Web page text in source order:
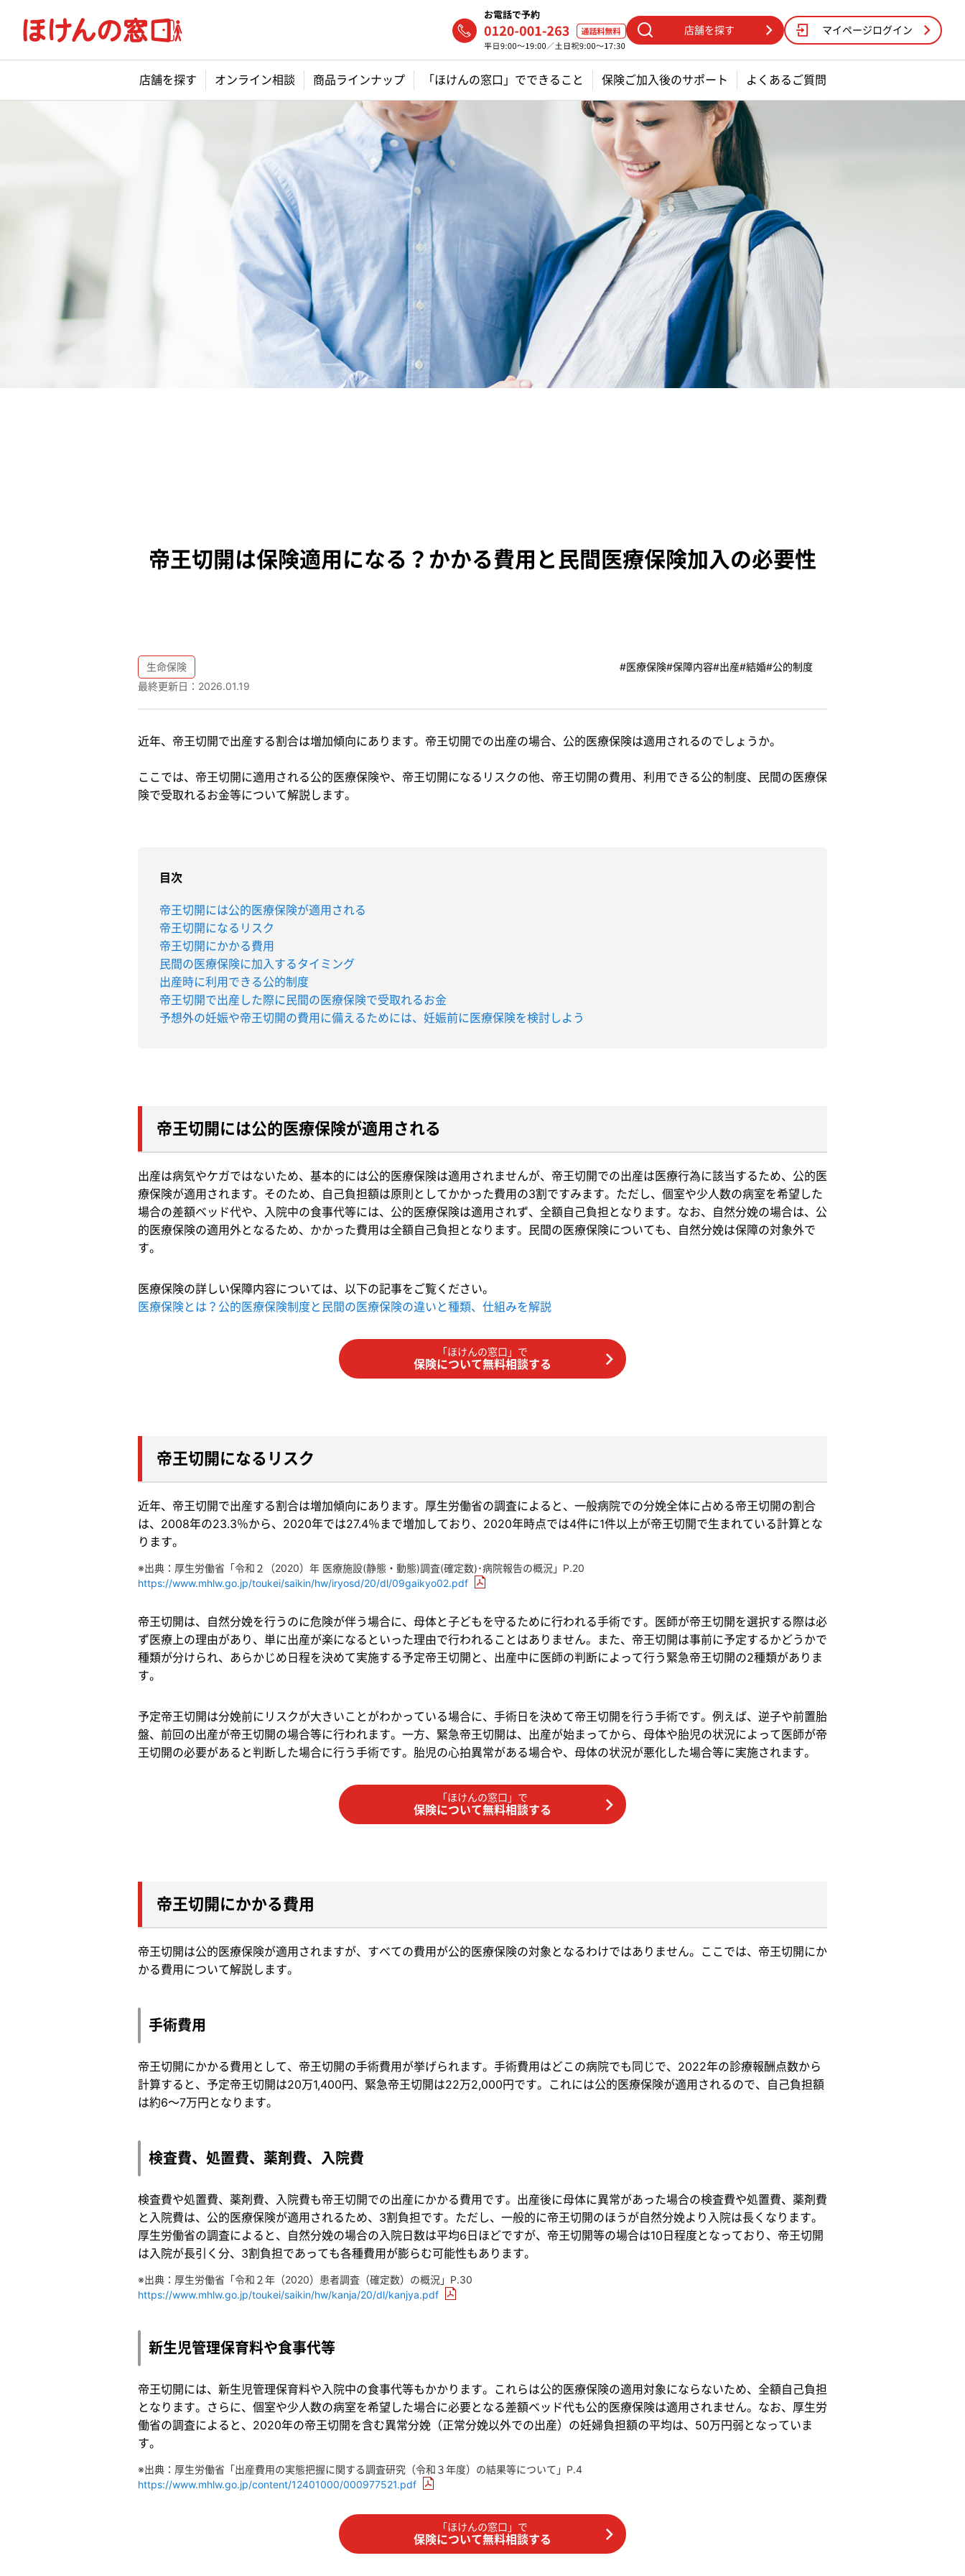
店舗を探す マイページログイン
店舗を探す オンライン相談 商品ラインナップ 「ほけんの窓口」でできること 保険ご加入後のサポート よくあるご質問
帝王切開は保険適用になる？かかる費用と民間医療保険加入の必要性
生命保険 #医療保険#保障内容#出産#結婚#公的制度
最終更新日： 2026.01.19
近年、帝王切開で出産する割合は増加傾向にあります。帝王切開での出産の場合、公的医療保険は適用されるのでしょうか。
ここでは、帝王切開に適用される公的医療保険や、帝王切開になるリスクの他、帝王切開の費用、利用できる公的制度、民間の医療保
険で受取れるお金等について解説します。
目次
帝王切開には公的医療保険が適用される
帝王切開になるリスク
帝王切開にかかる費用
民間の医療保険に加入するタイミング
出産時に利用できる公的制度
帝王切開で出産した際に民間の医療保険で受取れるお金
予想外の妊娠や帝王切開の費用に備えるためには、妊娠前に医療保険を検討しよう
帝王切開には公的医療保険が適用される
出産は病気やケガではないため、基本的には公的医療保険は適用されませんが、帝王切開での出産は医療行為に該当するため、公的医
療保険が適用されます。そのため、自己負担額は原則としてかかった費用の3割ですみます。ただし、個室や少人数の病室を希望した
場合の差額ベッド代や、入院中の食事代等には、公的医療保険は適用されず、全額自己負担となります。なお、自然分娩の場合は、公
的医療保険の適用外となるため、かかった費用は全額自己負担となります。民間の医療保険についても、自然分娩は保障の対象外で
す。
医療保険の詳しい保障内容については、以下の記事をご覧ください。
医療保険とは？公的医療保険制度と民間の医療保険の違いと種類、仕組みを解説
「ほけんの窓口」で
保険について無料相談する
帝王切開になるリスク
近年、帝王切開で出産する割合は増加傾向にあります。厚生労働省の調査によると、一般病院での分娩全体に占める帝王切開の割合
は、2008年の23.3％から、2020年では27.4％まで増加しており、2020年時点では4件に1件以上が帝王切開で生まれている計算とな
ります。
※出典：厚生労働省「令和２（2020）年 医療施設(静態・動態)調査(確定数)･病院報告の概況」P.20
https://www.mhlw.go.jp/toukei/saikin/hw/iryosd/20/dl/09gaikyo02.pdf
帝王切開は、自然分娩を行うのに危険が伴う場合に、母体と子どもを守るために行われる手術です。医師が帝王切開を選択する際は必
ず医療上の理由があり、単に出産が楽になるといった理由で行われることはありません。また、帝王切開は事前に予定するかどうかで
種類が分けられ、あらかじめ日程を決めて実施する予定帝王切開と、出産中に医師の判断によって行う緊急帝王切開の2種類がありま
す。
予定帝王切開は分娩前にリスクが大きいことがわかっている場合に、手術日を決めて帝王切開を行う手術です。例えば、逆子や前置胎
盤、前回の出産が帝王切開の場合等に行われます。一方、緊急帝王切開は、出産が始まってから、母体や胎児の状況によって医師が帝
王切開の必要があると判断した場合に行う手術です。胎児の心拍異常がある場合や、母体の状況が悪化した場合等に実施されます。
「ほけんの窓口」で
保険について無料相談する
帝王切開にかかる費用
帝王切開は公的医療保険が適用されますが、すべての費用が公的医療保険の対象となるわけではありません。ここでは、帝王切開にか
かる費用について解説します。
手術費用
帝王切開にかかる費用として、帝王切開の手術費用が挙げられます。手術費用はどこの病院でも同じで、2022年の診療報酬点数から
計算すると、予定帝王切開は20万1,400円、緊急帝王切開は22万2,000円です。これには公的医療保険が適用されるので、自己負担額
は約6～7万円となります。
検査費、処置費、薬剤費、入院費
検査費や処置費、薬剤費、入院費も帝王切開での出産にかかる費用です。出産後に母体に異常があった場合の検査費や処置費、薬剤費
と入院費は、公的医療保険が適用されるため、3割負担です。ただし、一般的に帝王切開のほうが自然分娩より入院は長くなります。
厚生労働省の調査によると、自然分娩の場合の入院日数は平均6日ほどですが、帝王切開等の場合は10日程度となっており、帝王切開
は入院が長引く分、3割負担であっても各種費用が膨らむ可能性もあります。
※出典：厚生労働省「令和２年（2020）患者調査（確定数）の概況」P.30
https://www.mhlw.go.jp/toukei/saikin/hw/kanja/20/dl/kanjya.pdf
新生児管理保育料や食事代等
帝王切開には、新生児管理保育料や入院中の食事代等もかかります。これらは公的医療保険の適用対象にならないため、全額自己負担
となります。さらに、個室や少人数の病室を希望した場合に必要となる差額ベッド代も公的医療保険は適用されません。なお、厚生労
働省の調査によると、2020年の帝王切開を含む異常分娩（正常分娩以外での出産）の妊婦負担額の平均は、50万円弱となっていま
す。
※出典：厚生労働省「出産費用の実態把握に関する調査研究（令和３年度）の結果等について」P.4
https://www.mhlw.go.jp/content/12401000/000977521.pdf
「ほけんの窓口」で
保険について無料相談する